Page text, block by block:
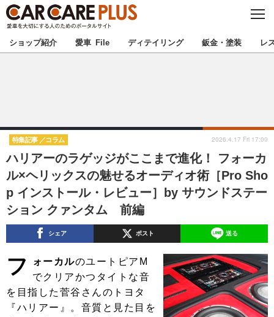
C
S
E
★カーケアプラス認定★ 厳選プロショップを地域から探す
甲信越 北陸
東海 関西
中国 四国
九州 沖縄
ショップレポート 愛車 File
自動車豆知識 ストップ！不具合修理＆粗悪修理
ディテイリング
ディテイリング 洗車
鈑金・塗装
ショップ紹介 愛車 File ディテイリング 鈑金・塗装 レ
ハリアーのラゲッジがここまで進化！ フォーカ
ル×ヘリックスの魅せるオーディオ術［Pro Sho
p インストール・レビュー］by サウンドステー
ション クァンタム 前編
特集記事 コラム 2026.4.17 Fri 17:00
シェア ポスト 送る
フ ォーカルのユートピアM
でクリアかつタイトな音
を目指した菅谷さんのトヨタ
『ハリアー』。音質と見た目を